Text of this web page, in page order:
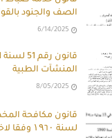
الصف والجنود
6/14/2025
المنشآت الطبية
8/05/2025
لسنة ۱۹٦۰ وفقا لاخر تعديل